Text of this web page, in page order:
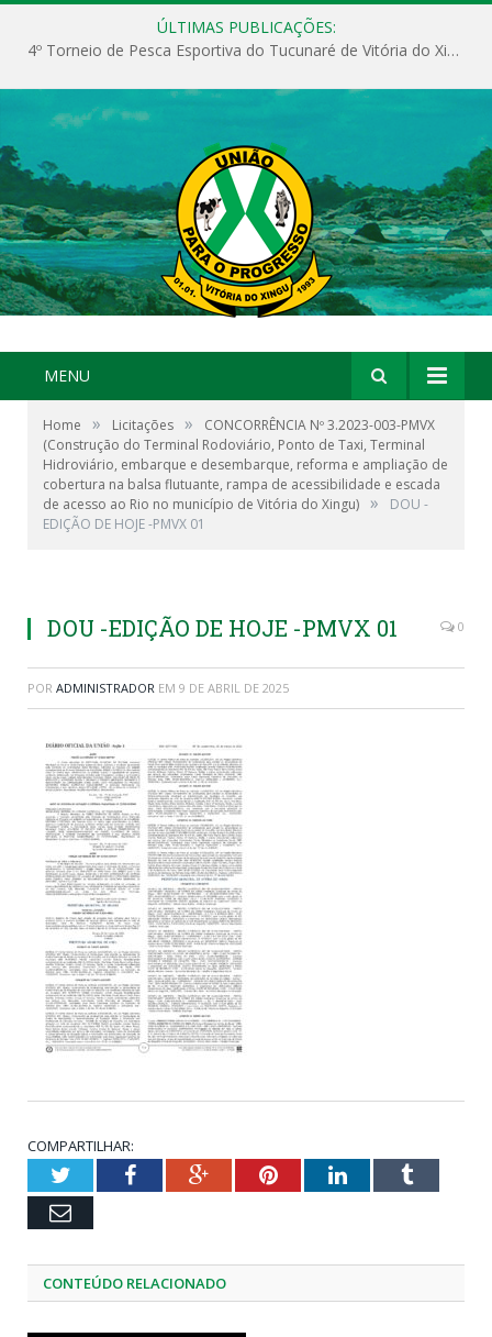
ÚLTIMAS PUBLICAÇÕES:
4º Torneio de Pesca Esportiva do Tucunaré de Vitória do Xingu
MENU
Home » Licitações »
CONCORRÊNCIA Nº 3.2023-003-PMVX
(Construção do Terminal Rodoviário, Ponto de Taxi, Terminal
Hidroviário, embarque e desembarque, reforma e ampliação de
cobertura na balsa flutuante, rampa de acessibilidade e escada
de acesso ao Rio no município de Vitória do Xingu) »
DOU -
EDIÇÃO DE HOJE -PMVX 01
DOU -EDIÇÃO DE HOJE -PMVX 01 0
POR ADMINISTRADOR EM 9 DE ABRIL DE 2025
COMPARTILHAR:
TwitterFacebookGoogle+PinterestLinkedInTumblr
Email
CONTEÚDO RELACIONADO